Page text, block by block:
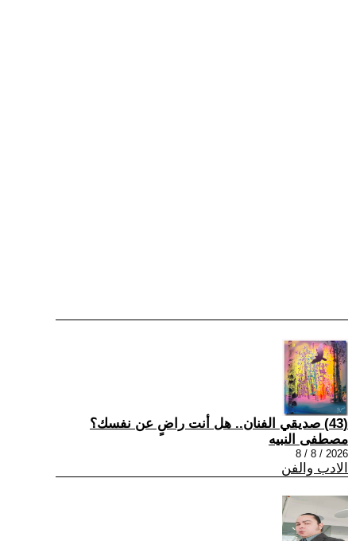
(43) صديقي الفنان.. هل أنت راضٍ عن نفسك؟
مصطفى النبيه
2026 / 8 / 8
الادب والفن